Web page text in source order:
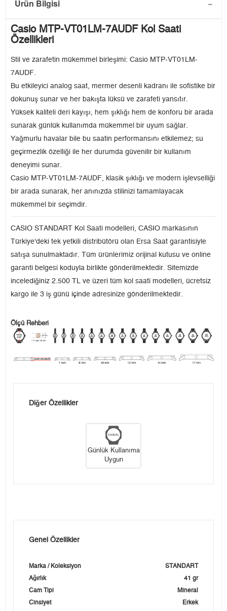
Ürün Bilgisi
Casio MTP-VT01LM-7AUDF Kol Saati
Özellikleri
Stil ve zarafetin mükemmel birleşimi: Casio MTP-VT01LM-
7AUDF.
Bu etkileyici analog saat, mermer desenli kadranı ile sofistike bir
dokunuş sunar ve her bakışta lüksü ve zarafeti yansıtır.
Yüksek kaliteli deri kayışı, hem şıklığı hem de konforu bir arada
sunarak günlük kullanımda mükemmel bir uyum sağlar.
Yağmurlu havalar bile bu saatin performansını etkilemez; su
geçirmezlik özelliği ile her durumda güvenilir bir kullanım
deneyimi sunar.
Casio MTP-VT01LM-7AUDF, klasik şıklığı ve modern işlevselliği
bir arada sunarak, her anınızda stilinizi tamamlayacak
mükemmel bir seçimdir.
CASIO STANDART Kol Saati modelleri, CASIO markasının
Türkiye'deki tek yetkili distribütörü olan Ersa Saat garantisiyle
satışa sunulmaktadır. Tüm ürünlerimiz orijinal kutusu ve online
garanti belgesi koduyla birlikte gönderilmektedir. Sitemizde
incelediğiniz 2.500 TL ve üzeri tüm kol saati modelleri, ücretsiz
kargo ile 3 iş günü içinde adresinize gönderilmektedir.
Ölçü Rehberi
Diğer Özellikler
Günlük Kullanıma
Uygun
Genel Özellikler
Marka / Koleksiyon
STANDART
Ağırlık
41 gr
Cam Tipi
Mineral
Cinsiyet
Erkek